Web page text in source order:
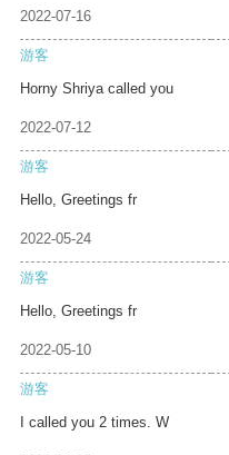
2022-07-16
游客
Horny Shriya called you
2022-07-12
游客
Hello, Greetings fr
2022-05-24
游客
Hello, Greetings fr
2022-05-10
游客
I called you 2 times. W